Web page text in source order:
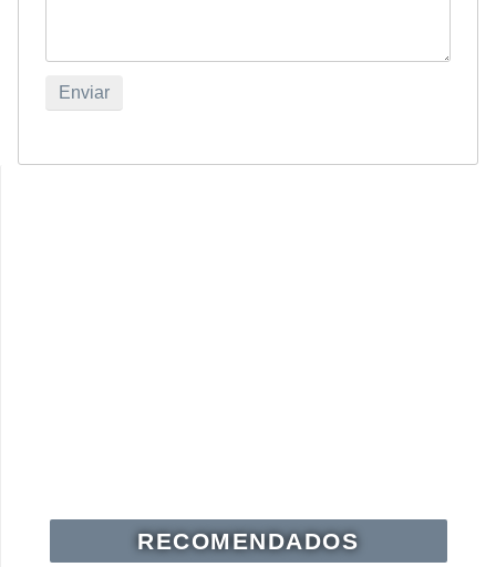
RECOMENDADOS